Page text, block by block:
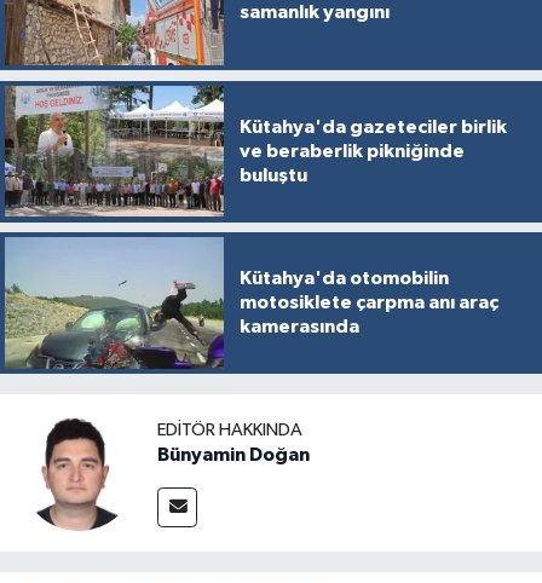
samanlık yangını
Kütahya'da gazeteciler birlik
ve beraberlik pikniğinde
buluştu
Kütahya'da otomobilin
motosiklete çarpma anı araç
kamerasında
EDITÖR HAKKINDA
Bünyamin Doğan